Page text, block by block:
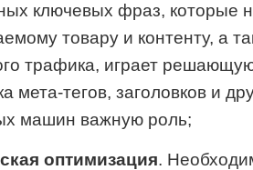
ключевых фраз, которые
товару и контенту, а
трафика, играет
мета-тегов, заголовков и
машин важную роль;
оптимизация.